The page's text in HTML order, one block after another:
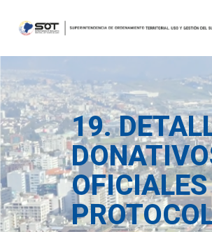
19.